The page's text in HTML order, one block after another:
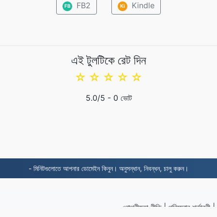
FB FB2 Ki Kindle
এই টুলটিকে রেট দিন
☆
☆
☆
☆
☆
5.0/5 - 0 ভোট
- মিনিটগুলোতে আপনার ডোমেইন কিনুন। অনুসন্ধান, নিবন্ধন, চালু করুন।
গোপনীয়তা নীতি| পরিষেবার শর্তাবলী|